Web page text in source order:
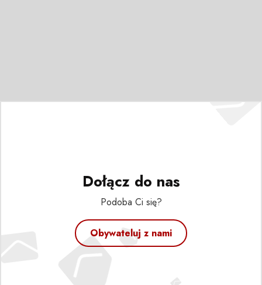
Dołącz do nas
Podoba Ci się?
Obywateluj z nami